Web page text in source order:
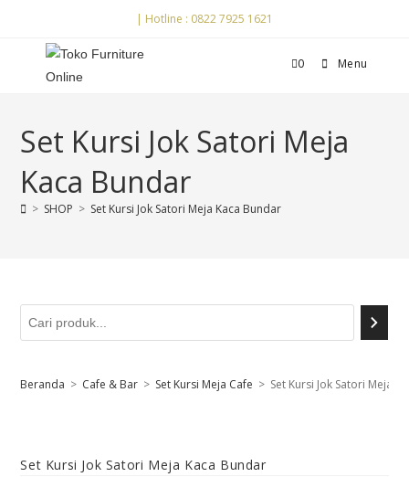
| Hotline : 0822 7925 1621
0 Menu
Set Kursi Jok Satori Meja
Kaca Bundar
> SHOP > Set Kursi Jok Satori Meja Kaca Bundar
Beranda > Cafe & Bar > Set Kursi Meja Cafe > Set Kursi Jok Satori Meja
Set Kursi Jok Satori Meja Kaca Bundar